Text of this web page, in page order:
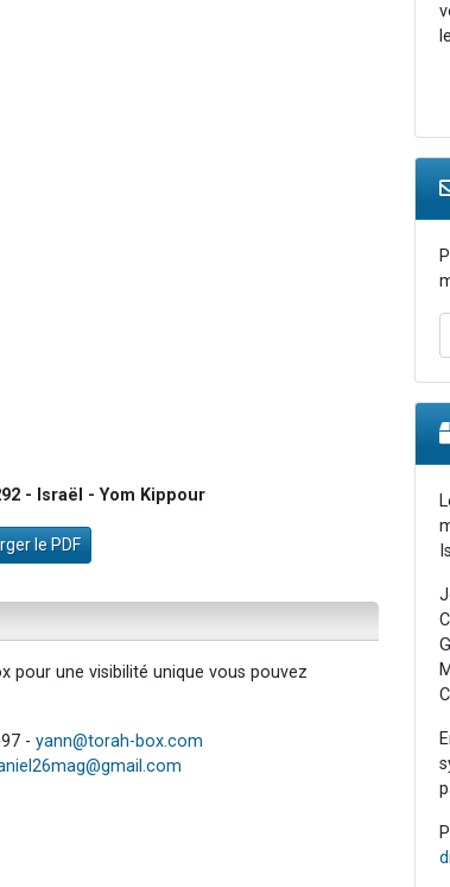
- Israël - Yom Kippour
le PDF
pour une visibilité unique vous pouvez
- yann@torah-box.com